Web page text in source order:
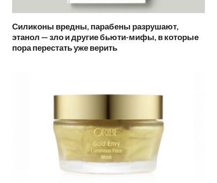
Силиконы вредны, парабены разрушают,
этанол — зло и другие бьюти-мифы, в которые
пора перестать уже верить